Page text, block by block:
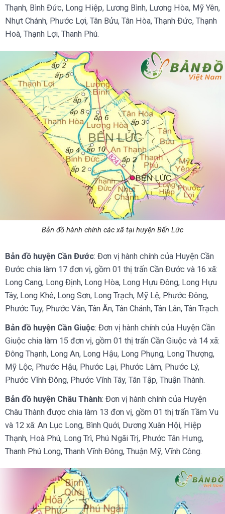
Thạnh, Bình Đức, Long Hiệp, Lương Bình, Lương Hòa, Mỹ Yên,
Nhựt Chánh, Phước Lợi, Tân Bửu, Tân Hòa, Thạnh Đức, Thạnh
Hoà, Thạnh Lợi, Thanh Phú.
Bản đồ hành chính các xã tại huyện Bến Lức
Bản đồ huyện Cần Đước: Đơn vị hành chính của Huyện Cần
Đước chia làm 17 đơn vị, gồm 01 thị trấn Cần Đước và 16 xã:
Long Cang, Long Định, Long Hòa, Long Hựu Đông, Long Hựu
Tây, Long Khê, Long Sơn, Long Trạch, Mỹ Lệ, Phước Đông,
Phước Tuy, Phước Vân, Tân Ân, Tân Chánh, Tân Lân, Tân Trạch.
Bản đồ huyện Cần Giuộc: Đơn vị hành chính của Huyện Cần
Giuộc chia làm 15 đơn vị, gồm 01 thị trấn Cần Giuộc và 14 xã:
Đông Thạnh, Long An, Long Hậu, Long Phụng, Long Thượng,
Mỹ Lộc, Phước Hậu, Phước Lại, Phước Lâm, Phước Lý,
Phước Vĩnh Đông, Phước Vĩnh Tây, Tân Tập, Thuận Thành.
Bản đồ huyện Châu Thành: Đơn vị hành chính của Huyện
Châu Thành được chia làm 13 đơn vị, gồm 01 thị trấn Tầm Vu
và 12 xã: An Lục Long, Bình Quới, Dương Xuân Hội, Hiệp
Thạnh, Hoà Phú, Long Trì, Phú Ngãi Trị, Phước Tân Hưng,
Thanh Phú Long, Thanh Vĩnh Đông, Thuận Mỹ, Vĩnh Công.